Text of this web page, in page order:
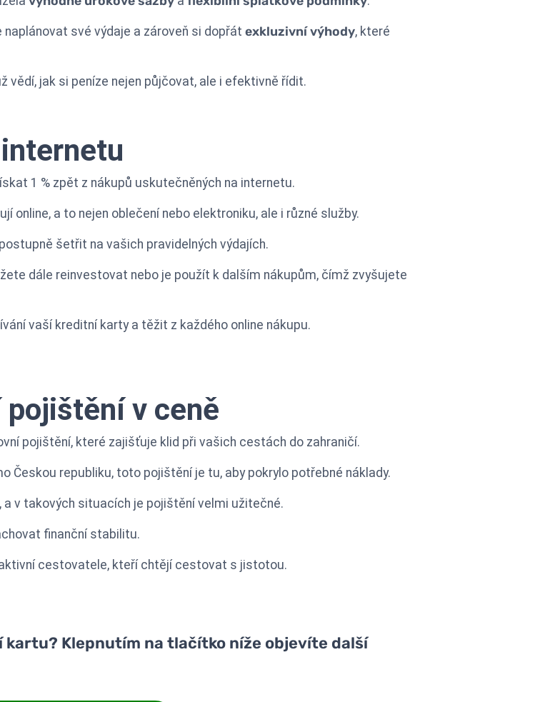
své výdaje a zároveň si dopřát exkluzivní výhody, které
jak si peníze nejen půjčovat, ale i efektivně řídit.
1 % zpět z nákupů uskutečněných na internetu.
online, a to nejen oblečení nebo elektroniku, ale i různé služby.
šetřit na vašich pravidelných výdajích.
dále reinvestovat nebo je použít k dalším nákupům, čímž zvyšujete
vaší kreditní karty a těžit z každého online nákupu.
v ceně
pojištění, které zajišťuje klid při vašich cestách do zahraničí.
Českou republiku, toto pojištění je tu, aby pokrylo potřebné náklady.
v takových situacích je pojištění velmi užitečné.
finanční stabilitu.
cestovatele, kteří chtějí cestovat s jistotou.
Klepnutím na tlačítko níže objevíte další